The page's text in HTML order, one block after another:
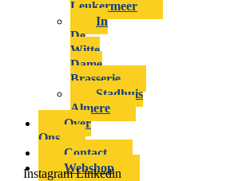
Leukermeer
In
De
Witte
Dame
Brasserie
Stadhuis
Almere
Over
Ons
Contact
Webshop
Instagram Linkedin